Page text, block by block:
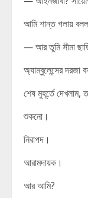
আমি শান্ত গলায়
— আর তুমি সীমা
অ্যাম্বুলেন্সের দরজা
শেষ মুহূর্তে দেখলাম,
শুকনো।
নিরাপদ।
আরামদায়ক।
আর আমি?